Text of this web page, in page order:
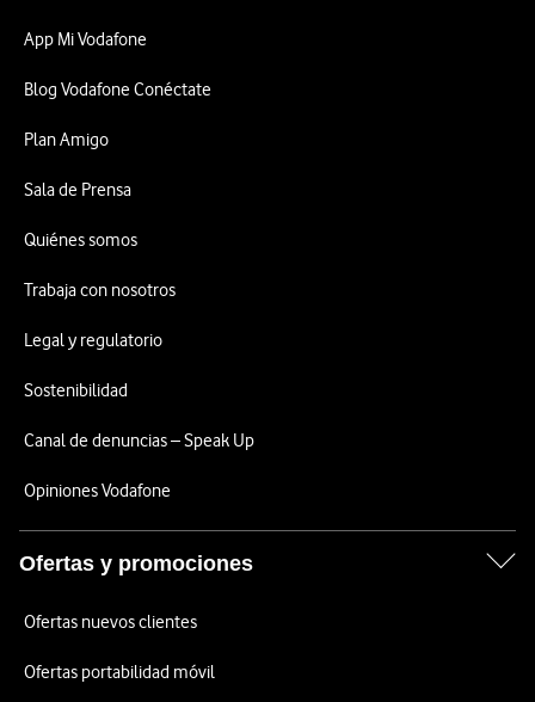
App Mi Vodafone
Blog Vodafone Conéctate
Plan Amigo
Sala de Prensa
Quiénes somos
Trabaja con nosotros
Legal y regulatorio
Sostenibilidad
Canal de denuncias – Speak Up
Opiniones Vodafone
Ofertas y promociones
Ofertas nuevos clientes
Ofertas portabilidad móvil